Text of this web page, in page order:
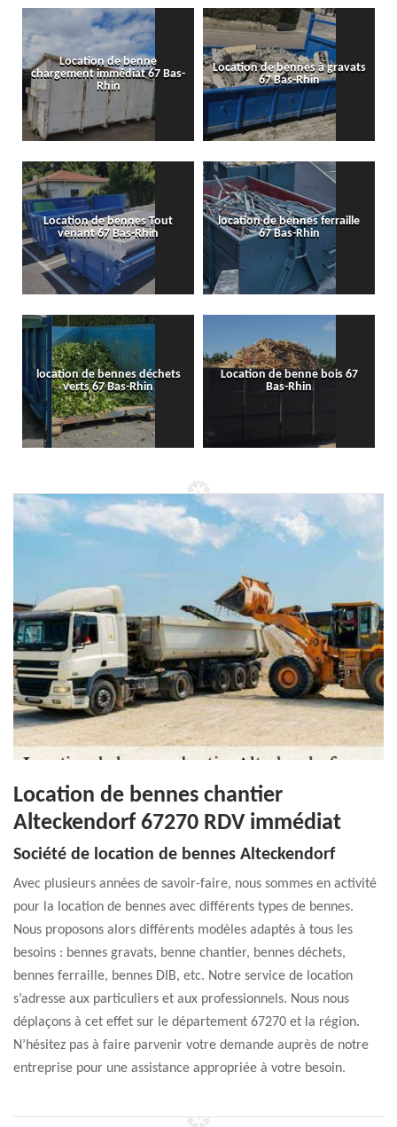
Location de benne
chargement immédiat 67 Bas-
Rhin
Location de bennes à gravats
67 Bas-Rhin
Location de bennes Tout
venant 67 Bas-Rhin
location de bennes ferraille
67 Bas-Rhin
location de bennes déchets
verts 67 Bas-Rhin
Location de benne bois 67
Bas-Rhin
Location de bennes chantier
Alteckendorf 67270 RDV immédiat
Société de location de bennes Alteckendorf
Avec plusieurs années de savoir-faire, nous sommes en activité
pour la location de bennes avec différents types de bennes.
Nous proposons alors différents modèles adaptés à tous les
besoins : bennes gravats, benne chantier, bennes déchets,
bennes ferraille, bennes DIB, etc. Notre service de location
s’adresse aux particuliers et aux professionnels. Nous nous
déplaçons à cet effet sur le département 67270 et la région.
N’hésitez pas à faire parvenir votre demande auprès de notre
entreprise pour une assistance appropriée à votre besoin.